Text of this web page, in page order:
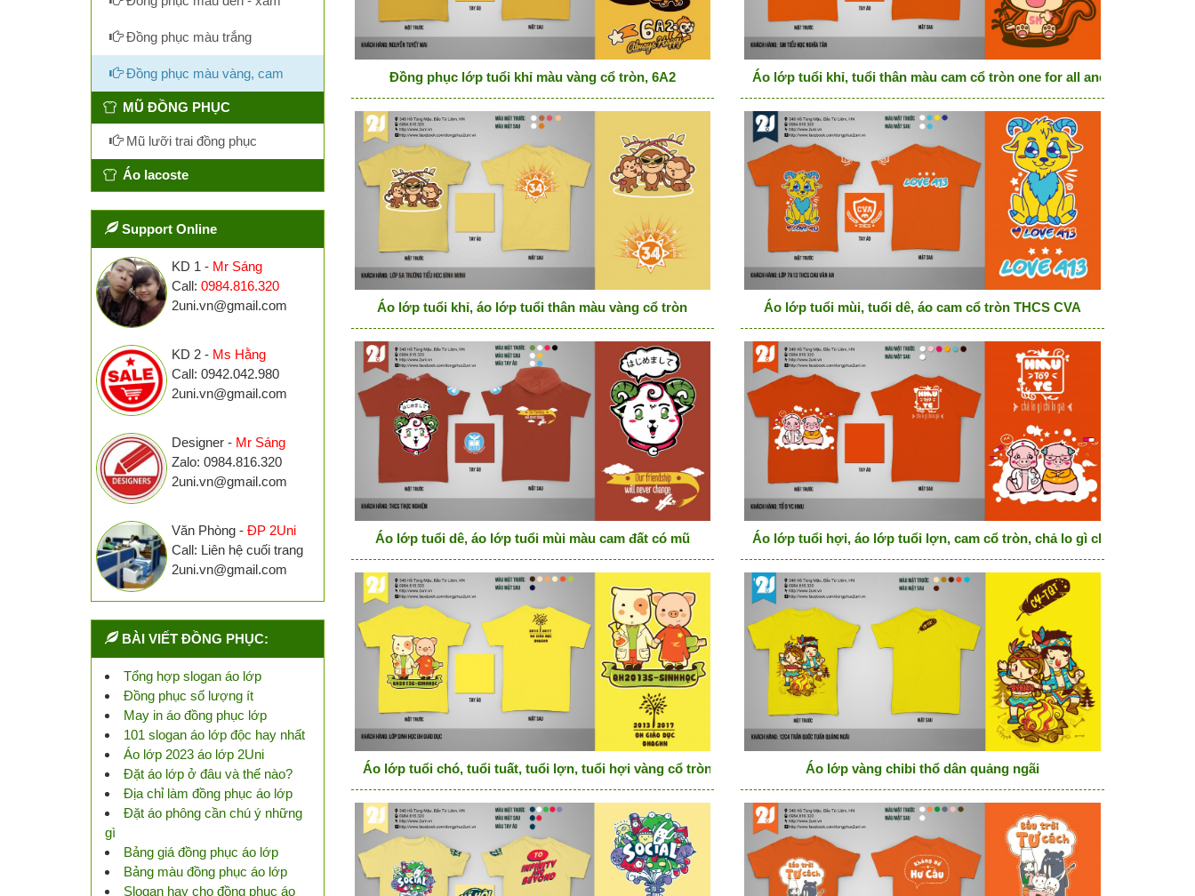
Đồng phục lớp tuổi khỉ màu vàng cổ tròn, 6A2 Áo lớp tuổi khỉ, tuổi thân màu cam cổ tròn one for all and all for one
Áo lớp tuổi khỉ, áo lớp tuổi thân màu vàng cổ tròn Áo lớp tuổi mùi, tuổi dê, áo cam cổ tròn THCS CVA
Áo lớp tuổi dê, áo lớp tuổi mùi màu cam đất có mũ Áo lớp tuổi hợi, áo lớp tuổi lợn, cam cổ tròn, chả lo gì chỉ lo già
Áo lớp tuổi chó, tuổi tuất, tuổi lợn, tuổi hợi vàng cổ tròn đại học giáo dụcÁo lớp vàng chibi thổ dân quảng ngãi
Đồng phục màu trắng
Đồng phục màu vàng, cam
MŨ ĐỒNG PHỤC
Mũ lưỡi trai đồng phục
Áo lacoste
Support Online
KD 1 - Mr Sáng
Call: 0984.816.320
2uni.vn@gmail.com
KD 2 - Ms Hằng
Call: 0942.042.980
2uni.vn@gmail.com
Designer - Mr Sáng
Zalo: 0984.816.320
2uni.vn@gmail.com
Văn Phòng - ĐP 2Uni
Call: Liên hệ cuối trang
2uni.vn@gmail.com
BÀI VIẾT ĐỒNG PHỤC:
Tổng hợp slogan áo lớp
Đồng phục số lượng ít
May in áo đồng phục lớp
101 slogan áo lớp độc hay nhất
Áo lớp 2023 áo lớp 2Uni
Đặt áo lớp ở đâu và thế nào?
Địa chỉ làm đồng phục áo lớp
Đặt áo phông cần chú ý những
gì
Bảng giá đồng phục áo lớp
Bảng màu đồng phục áo lớp
Slogan hay cho đồng phục áo